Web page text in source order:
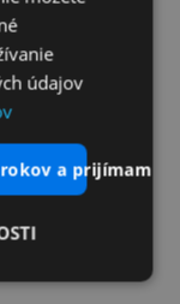
údajov
rokov a prijímam